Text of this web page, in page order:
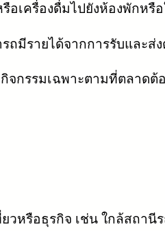
อเครื่องดื่มไปยังห้องพักหรื
มีรายได้จากการรับและส่
จกรรมเฉพาะตามที่ตลาด
วหรือธุรกิจ เช่น ใกล้สถา